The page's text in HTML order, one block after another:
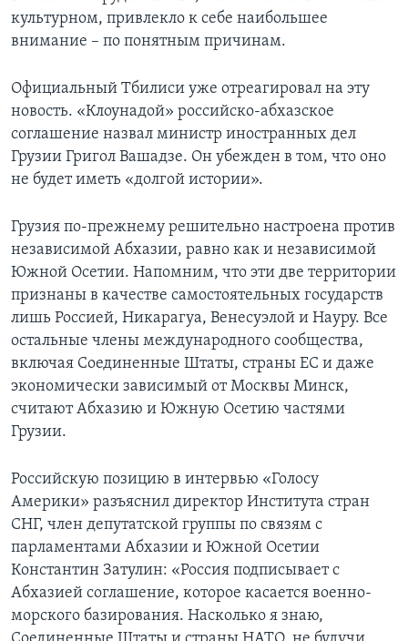
Языки
культурном, привлекло к себе наибольшее
внимание – по понятным причинам.
Официальный Тбилиси уже отреагировал на эту
новость. «Клоунадой» российско-абхазское
соглашение назвал министр иностранных дел
Грузии Григол Вашадзе. Он убежден в том, что оно
не будет иметь «долгой истории».
Грузия по-прежнему решительно настроена против
независимой Абхазии, равно как и независимой
Южной Осетии. Напомним, что эти две территории
признаны в качестве самостоятельных государств
лишь Россией, Никарагуа, Венесуэлой и Науру. Все
остальные члены международного сообщества,
включая Соединенные Штаты, страны ЕС и даже
экономически зависимый от Москвы Минск,
считают Абхазию и Южную Осетию частями
Грузии.
Российскую позицию в интервью «Голосу
Америки» разъяснил директор Института стран
СНГ, член депутатской группы по связям с
парламентами Абхазии и Южной Осетии
Константин Затулин: «Россия подписывает с
Абхазией соглашение, которое касается военно-
морского базирования. Насколько я знаю,